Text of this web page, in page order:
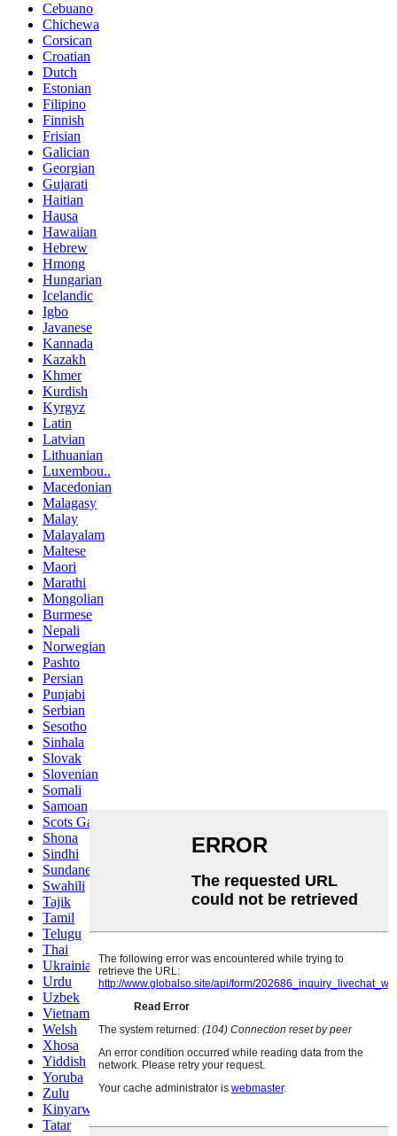
Cebuano
Chichewa
Corsican
Croatian
Dutch
Estonian
Filipino
Finnish
Frisian
Galician
Georgian
Gujarati
Haitian
Hausa
Hawaiian
Hebrew
Hmong
Hungarian
Icelandic
Igbo
Javanese
Kannada
Kazakh
Khmer
Kurdish
Kyrgyz
Latin
Latvian
Lithuanian
Luxembou..
Macedonian
Malagasy
Malay
Malayalam
Maltese
Maori
Marathi
Mongolian
Burmese
Nepali
Norwegian
Pashto
Persian
Punjabi
Serbian
Sesotho
Sinhala
Slovak
Slovenian
Somali
Samoan
Scots Gaelic
Shona
Sindhi
Sundanese
Swahili
Tajik
Tamil
Telugu
Thai
Ukrainian
Urdu
Uzbek
Vietnamese
Welsh
Xhosa
Yiddish
Yoruba
Zulu
Kinyarwanda
Tatar